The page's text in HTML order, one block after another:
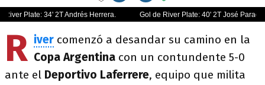
R iver comenzó a desandar su camino en la
Copa Argentina con un contundente 5-0
ante el Deportivo Laferrere, equipo que milita